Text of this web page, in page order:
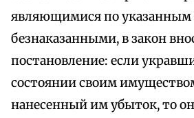
являющимися по указанным
безнаказанными, в закон
постановление: если
состоянии своим
нанесенный им убыток, то